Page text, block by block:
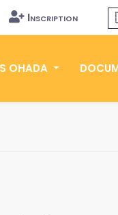
Inscription
OHADA